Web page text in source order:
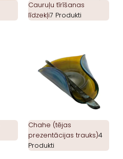
Cauruļu tīrīšanas
līdzekļi7 Produkti
Chahe (tējas
prezentācijas trauks)4
Produkti